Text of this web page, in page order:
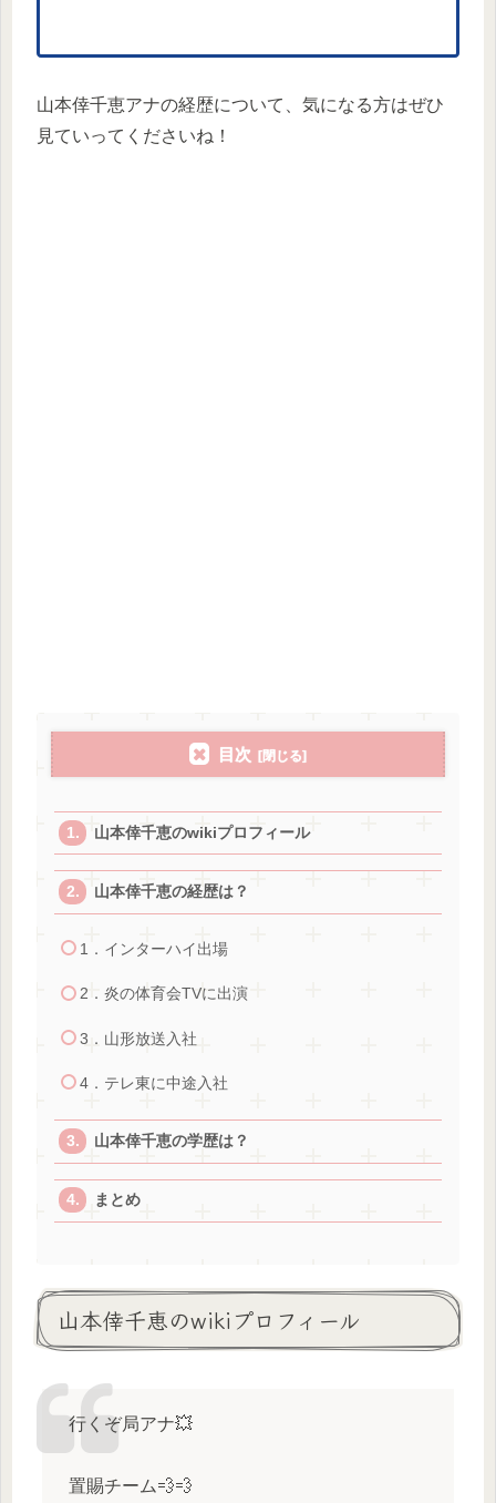
山本倖千恵アナの経歴について、気になる方はぜひ
見ていってくださいね！
目次
山本倖千恵のwikiプロフィール
山本倖千恵の経歴は？
1．インターハイ出場
2．炎の体育会TVに出演
3．山形放送入社
4．テレ東に中途入社
山本倖千恵の学歴は？
まとめ
山本倖千恵のwikiプロフィール
行くぞ局アナ💥
置賜チーム💨💨